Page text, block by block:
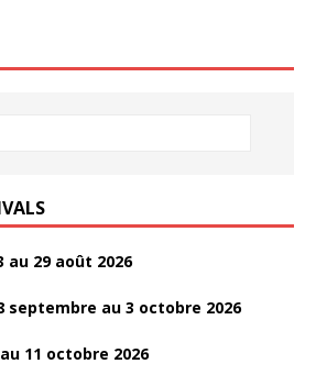
au 29 août 2026
septembre au 3 octobre 2026
11 octobre 2026